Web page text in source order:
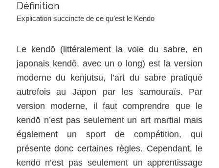
Définition
Explication succincte de ce qu’est le Kendo
Le kendō (littéralement la voie du sabre, en
japonais kendō, avec un o long) est la version
moderne du kenjutsu, l’art du sabre pratiqué
autrefois au Japon par les samouraïs. Par
version moderne, il faut comprendre que le
kendō n’est pas seulement un art martial mais
également un sport de compétition, qui
présente donc certaines règles. Cependant, le
kendō n’est pas seulement un apprentissage